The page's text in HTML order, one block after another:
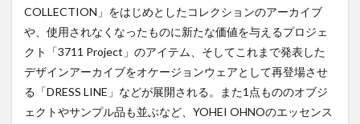
COLLECTION」をはじめとしたコレクションのアーカイブ
や、使用されなくなったものに新たな価値を与えるプロジェ
クト「3711 Project」のアイテム、そしてこれまで発表した
デザインアーカイブをオケージョンウェアとして再登場させ
る「DRESS LINE」などが展開される。また1点もののオブジ
ェクトやサンプル品も並ぶなど、YOHEI OHNOのエッセンス